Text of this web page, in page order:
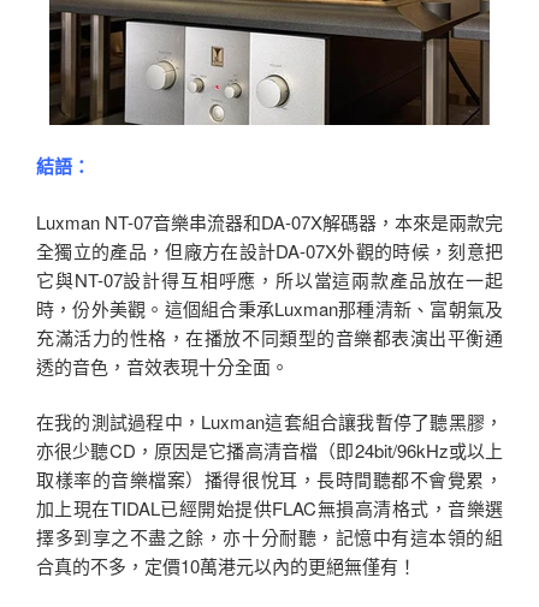
結語：
Luxman NT-07音樂串流器和DA-07X解碼器，本來是兩款完
全獨立的產品，但廠方在設計DA-07X外觀的時候，刻意把
它與NT-07設計得互相呼應，所以當這兩款產品放在一起
時，份外美觀。這個組合秉承Luxman那種清新、富朝氣及
充滿活力的性格，在播放不同類型的音樂都表演出平衡通
透的音色，音效表現十分全面。
在我的測試過程中，Luxman這套組合讓我暫停了聽黑膠，
亦很少聽CD，原因是它播高清音檔（即24bit/96kHz或以上
取樣率的音樂檔案）播得很悅耳，長時間聽都不會覺累，
加上現在TIDAL已經開始提供FLAC無損高清格式，音樂選
擇多到享之不盡之餘，亦十分耐聽，記憶中有這本領的組
合真的不多，定價10萬港元以內的更絕無僅有！